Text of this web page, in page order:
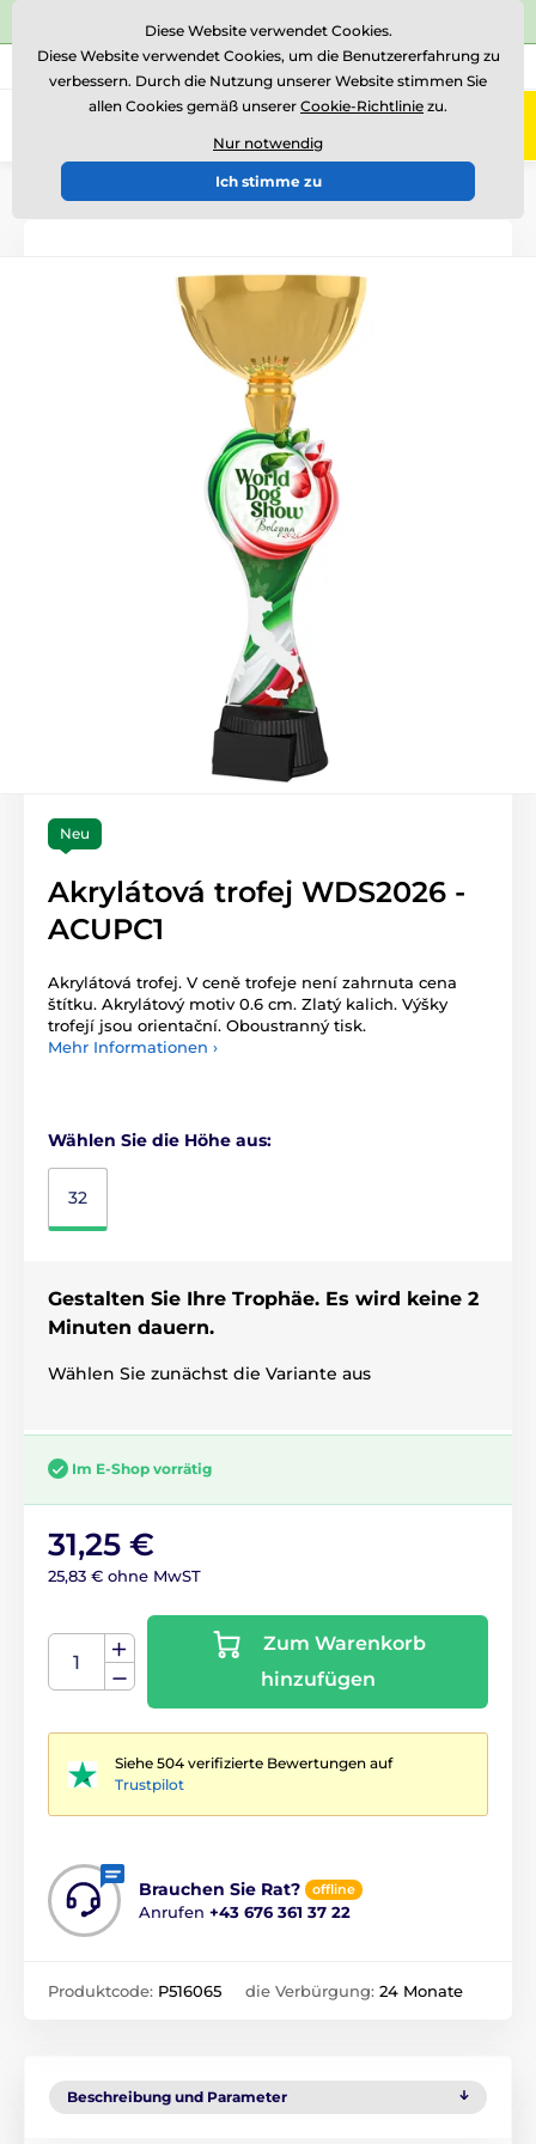
⭐Siehe 504 verifizierte Bewertungen auf
Rufen Sie uns an (Mo-Fr 15-18) +43 676 361 37 22
0
Einführung Acryltrophäen ACUPCG
Neu
Akrylátová trofej WDS2026 -
ACUPC1
Akrylátová trofej. V ceně trofeje není zahrnuta cena
štítku. Akrylátový motiv 0.6 cm. Zlatý kalich. Výšky
trofejí jsou orientační. Oboustranný tisk.
Mehr Informationen ›
Wählen Sie die Höhe aus:
32
Gestalten Sie Ihre Trophäe. Es wird keine 2
Minuten dauern.
Wählen Sie zunächst die Variante aus
Im E-Shop vorrätig
31,25 €
25,83 € ohne MwST
Zum Warenkorb
hinzufügen
Siehe 504 verifizierte Bewertungen auf
Trustpilot
Brauchen Sie Rat? offline
Anrufen +43 676 361 37 22
Produktcode: P516065 die Verbürgung: 24 Monate
Beschreibung und Parameter
Diese Website verwendet Cookies.
Diese Website verwendet Cookies, um die Benutzererfahrung zu
verbessern. Durch die Nutzung unserer Website stimmen Sie
allen Cookies gemäß unserer Cookie-Richtlinie zu.
Nur notwendig
Ich stimme zu